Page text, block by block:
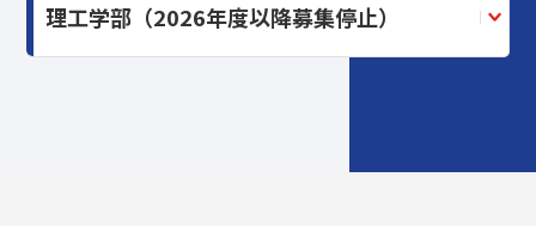
理工学部（2026年度以降募集停止）